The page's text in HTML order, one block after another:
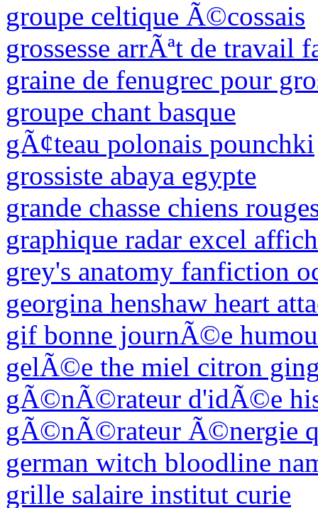
groupe celtique Ã©cossais
grossesse arrÃªt de travail
graine de fenugrec pour
groupe chant basque
gÃ¢teau polonais pounchki
grossiste abaya egypte
grande chasse chiens
graphique radar excel
grey's anatomy fanfiction
georgina henshaw heart
gif bonne journÃ©e
gelÃ©e the miel citron
gÃ©nÃ©rateur d'idÃ©e
gÃ©nÃ©rateur Ã©nergie
german witch bloodline
grille salaire institut curie